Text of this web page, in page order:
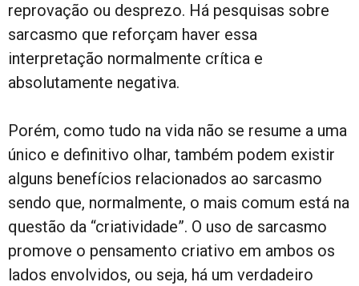
reprovação ou desprezo. Há pesquisas sobre
sarcasmo que reforçam haver essa
interpretação normalmente crítica e
absolutamente negativa.
Porém, como tudo na vida não se resume a uma
único e definitivo olhar, também podem existir
alguns benefícios relacionados ao sarcasmo
sendo que, normalmente, o mais comum está na
questão da “criatividade”. O uso de sarcasmo
promove o pensamento criativo em ambos os
lados envolvidos, ou seja, há um verdadeiro